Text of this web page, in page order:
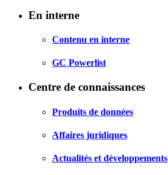
En interne
Contenu en interne
GC Powerlist
Centre de connaissances
Produits de données
Affaires juridiques
Actualités et développements